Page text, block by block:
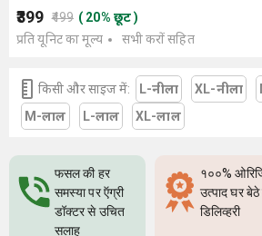
₹399 ₹499 ( 20% छूट)
प्रति यूनिट का मूल्य
सभी करों सहित
किसी और साइज में: L-नीला XL-नीला
M-लाल
L-लाल XL-लाल
फसल की हर
समस्या पर ऍग्री
डॉक्टर से उचित
सलाह
१००%
उत्पाद घर
डिलिव्हरी